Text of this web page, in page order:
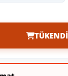
TÜKENDI